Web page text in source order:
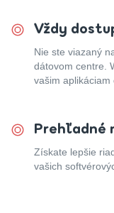
Vždy
Nie ste viazaný
dátovom centre.
vašim aplikáciam
Prehľadné
Získate lepšie
vašich